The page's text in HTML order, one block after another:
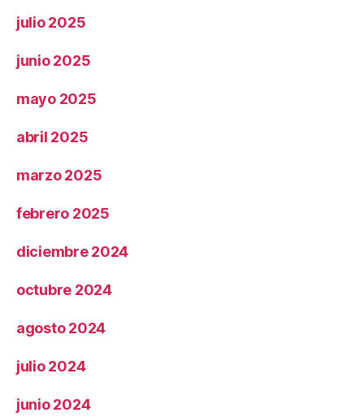
julio 2025
junio 2025
mayo 2025
abril 2025
marzo 2025
febrero 2025
diciembre 2024
octubre 2024
agosto 2024
julio 2024
junio 2024